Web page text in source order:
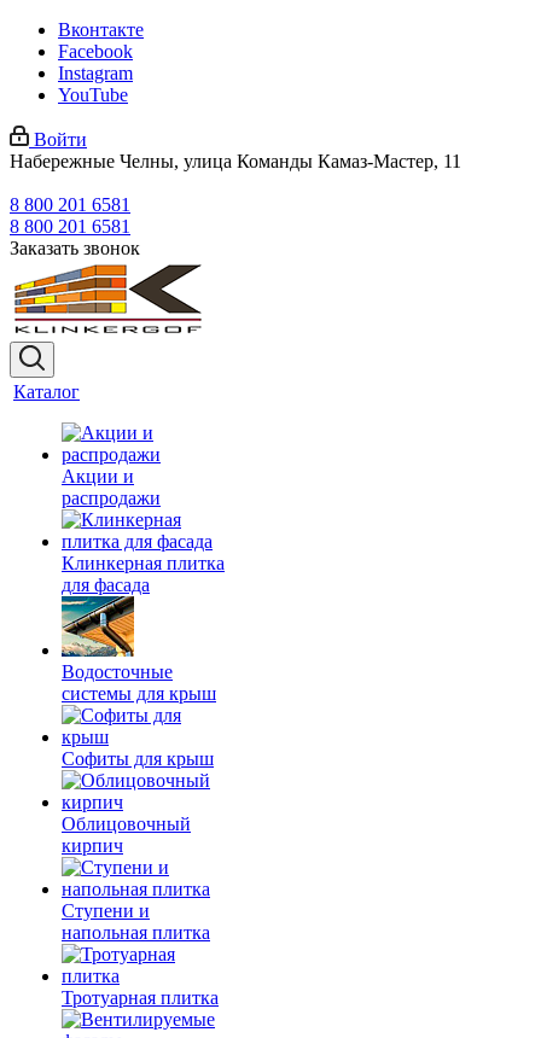
Вконтакте
Facebook
Instagram
YouTube
Войти
Набережные Челны, улица Команды Камаз-Мастер, 11
8 800 201 6581
8 800 201 6581
Заказать звонок
Каталог
Акции и
распродажи
Клинкерная плитка
для фасада
Водосточные
системы для крыш
Софиты для крыш
Облицовочный
кирпич
Ступени и
напольная плитка
Тротуарная плитка